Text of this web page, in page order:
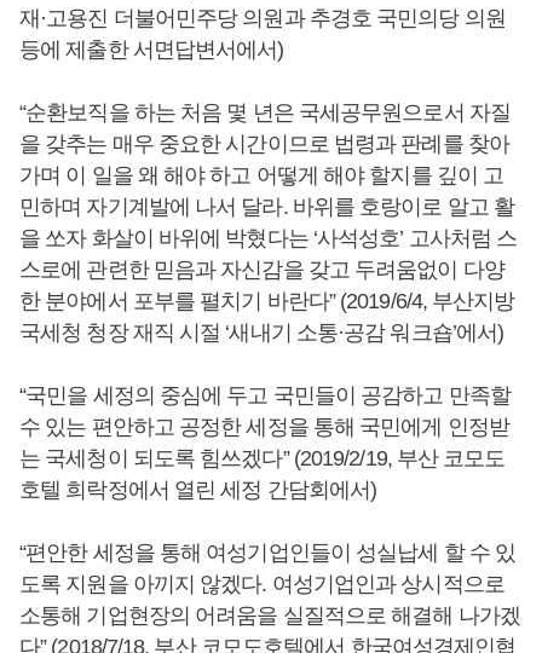
재·고용진 더불어민주당 의원과 추경호 국민의당 의원
등에 제출한 서면답변서에서)
“순환보직을 하는 처음 몇 년은 국세공무원으로서 자질
을 갖추는 매우 중요한 시간이므로 법령과 판례를 찾아
가며 이 일을 왜 해야 하고 어떻게 해야 할지를 깊이 고
민하며 자기계발에 나서 달라. 바위를 호랑이로 알고 활
을 쏘자 화살이 바위에 박혔다는 ‘사석성호’ 고사처럼 스
스로에 관련한 믿음과 자신감을 갖고 두려움없이 다양
한 분야에서 포부를 펼치기 바란다” (2019/6/4, 부산지방
국세청 청장 재직 시절 ‘새내기 소통·공감 워크숍’에서)
“국민을 세정의 중심에 두고 국민들이 공감하고 만족할
수 있는 편안하고 공정한 세정을 통해 국민에게 인정받
는 국세청이 되도록 힘쓰겠다” (2019/2/19, 부산 코모도
호텔 희락정에서 열린 세정 간담회에서)
“편안한 세정을 통해 여성기업인들이 성실납세 할 수 있
도록 지원을 아끼지 않겠다. 여성기업인과 상시적으로
소통해 기업현장의 어려움을 실질적으로 해결해 나가겠
다” (2018/7/18, 부산 코모도호텔에서 한국여성경제인협